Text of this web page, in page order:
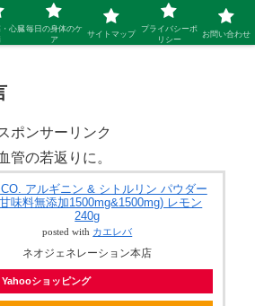
新しい人生を開拓するブログ
ポンサーリンク
管の若返りに。
アルギニン & シトルリン パウダー
味料無添加1500mg&1500mg) レモン
240g
posted with カエレバ
ネオジェネレーション本店
Yahooショッピング
心臓毎日の身体のケ
ア
サイトマップ
プライバシーポ
リシー
お問い合わせ